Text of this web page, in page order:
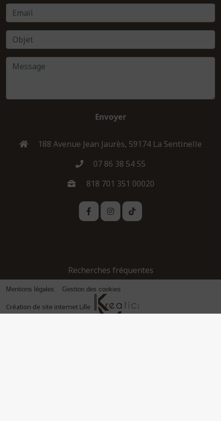
Envoyer
188 Avenue Jean Jaurès, 59174 La Sentinelle
07 86 38 54 55
818 701 351 00020
Recherches fréquentes
Mentions légales Gestion des cookies
Création de site internet Lille